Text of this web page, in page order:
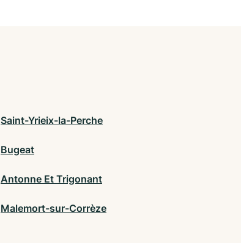
Saint-Yrieix-la-Perche
Bugeat
Antonne Et Trigonant
Malemort-sur-Corrèze